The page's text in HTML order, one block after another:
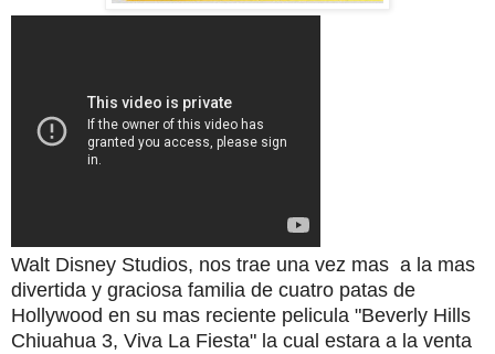
Walt Disney Studios, nos trae una vez mas a la mas
divertida y graciosa familia de cuatro patas de
Hollywood en su mas reciente pelicula "Beverly Hills
Chiuahua 3, Viva La Fiesta" la cual estara a la venta